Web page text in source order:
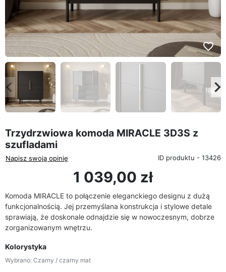
favorite_border
Poprzedni
Trzydrzwiowa komoda MIRACLE 3D3S z
szufladami
Napisz swoją opinię ID produktu - 13426
1 039,00 zł
Komoda MIRACLE to połączenie eleganckiego designu z dużą
funkcjonalnością. Jej przemyślana konstrukcja i stylowe detale
sprawiają, że doskonale odnajdzie się w nowoczesnym, dobrze
zorganizowanym wnętrzu.
Kolorystyka
Wybrano: Czarny / czarny mat